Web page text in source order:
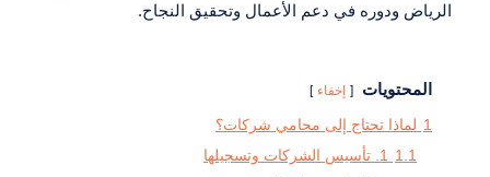
الرياض ودوره في دعم الأعمال وتحقيق النجاح.
المحتويات إخفاء
1 لماذا تحتاج إلى محامي شركات؟
1.1 1. تأسيس الشركات وتسجيلها